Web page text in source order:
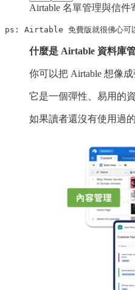
Airtable 名單管理與信件
ps: Airtable 免費版就很佛心可以
什麼是 Airtable 資料庫
你可以把 Airtable 想像成
它是一個彈性、易用的
如果讀者還沒有使用過